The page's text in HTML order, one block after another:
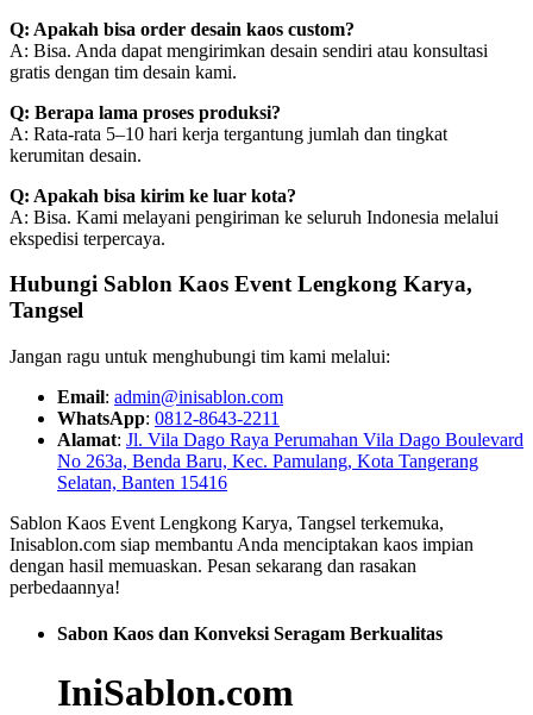
Q: Apakah bisa order desain kaos custom?
A: Bisa. Anda dapat mengirimkan desain sendiri atau konsultasi
gratis dengan tim desain kami.
Q: Berapa lama proses produksi?
A: Rata-rata 5–10 hari kerja tergantung jumlah dan tingkat
kerumitan desain.
Q: Apakah bisa kirim ke luar kota?
A: Bisa. Kami melayani pengiriman ke seluruh Indonesia melalui
ekspedisi terpercaya.
Hubungi Sablon Kaos Event Lengkong Karya,
Tangsel
Jangan ragu untuk menghubungi tim kami melalui:
Email: admin@inisablon.com
WhatsApp: 0812-8643-2211
Alamat: Jl. Vila Dago Raya Perumahan Vila Dago Boulevard
No 263a, Benda Baru, Kec. Pamulang, Kota Tangerang
Selatan, Banten 15416
Sablon Kaos Event Lengkong Karya, Tangsel terkemuka,
Inisablon.com siap membantu Anda menciptakan kaos impian
dengan hasil memuaskan. Pesan sekarang dan rasakan
perbedaannya!
Sabon Kaos dan Konveksi Seragam Berkualitas
IniSablon.com